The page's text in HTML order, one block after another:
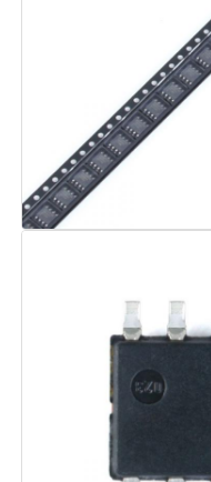
Ενοποιημένα
Ηλεκτρονικά
Προγραμματισμός
Μονάδα
Μονάδα ισχύος
Στερεάς